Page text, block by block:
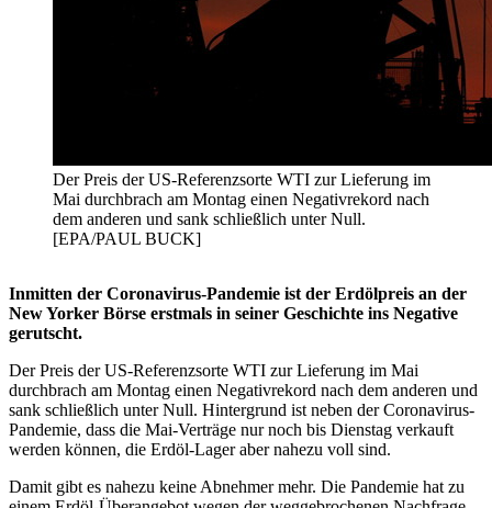
Der Preis der US-Referenzsorte WTI zur Lieferung im
Mai durchbrach am Montag einen Negativrekord nach
dem anderen und sank schließlich unter Null.
[EPA/PAUL BUCK]
Inmitten der Coronavirus-Pandemie ist der Erdölpreis an der
New Yorker Börse erstmals in seiner Geschichte ins Negative
gerutscht.
Der Preis der US-Referenzsorte WTI zur Lieferung im Mai
durchbrach am Montag einen Negativrekord nach dem anderen und
sank schließlich unter Null. Hintergrund ist neben der Coronavirus-
Pandemie, dass die Mai-Verträge nur noch bis Dienstag verkauft
werden können, die Erdöl-Lager aber nahezu voll sind.
Damit gibt es nahezu keine Abnehmer mehr. Die Pandemie hat zu